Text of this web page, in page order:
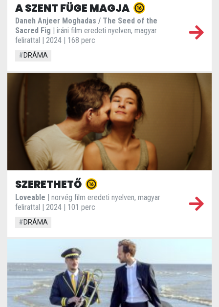
A SZENT FÜGE MAGJA
Daneh Anjeer Moghadas / The Seed of the
Sacred Fig | iráni film eredeti nyelven, magyar
felirattal | 2024 | 168 perc
#DRÁMA
SZERETHETŐ
Loveable | norvég film eredeti nyelven, magyar
felirattal | 2024 | 101 perc
#DRÁMA